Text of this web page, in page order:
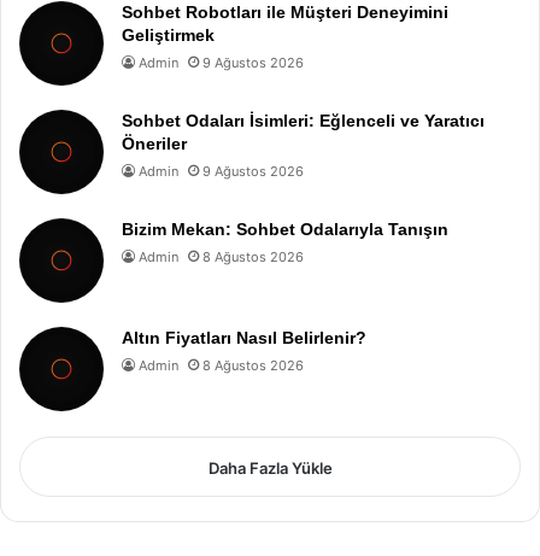
Sohbet Robotları ile Müşteri Deneyimini
Geliştirmek
Admin 9 Ağustos 2026
Sohbet Odaları İsimleri: Eğlenceli ve Yaratıcı
Öneriler
Admin 9 Ağustos 2026
Bizim Mekan: Sohbet Odalarıyla Tanışın
Admin 8 Ağustos 2026
Altın Fiyatları Nasıl Belirlenir?
Admin 8 Ağustos 2026
Daha Fazla Yükle